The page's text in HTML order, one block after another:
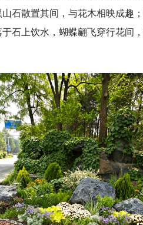
石散置其间，与花木相映成趣
石上饮水，蝴蝶翩飞穿行花间
政道先生
育